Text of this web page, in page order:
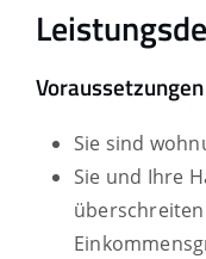
Voraussetzungen
Sie sind
Sie und Ihre